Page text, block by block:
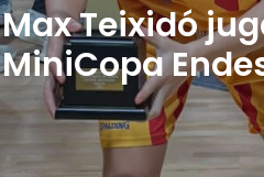
Max Teixidó
MiniCopa